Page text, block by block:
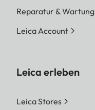
Reparatur & Wartung
Leica Account
Leica erleben
Leica Stores